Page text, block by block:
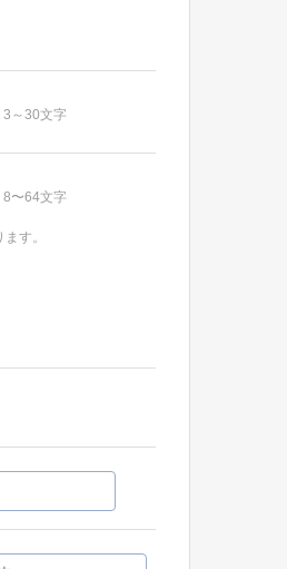
～30文字
〜64文字
す。